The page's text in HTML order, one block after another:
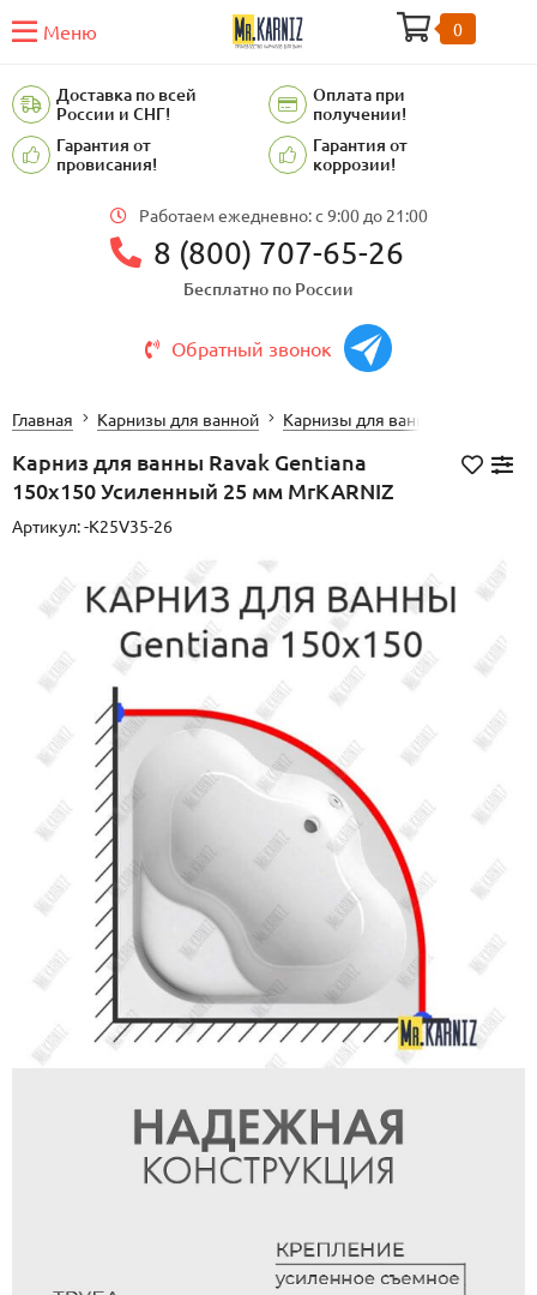
Меню 0
Доставка по всей
России и СНГ!
Оплата при
получении!
Гарантия от
провисания!
Гарантия от
коррозии!
Работаем ежедневно: c 9:00 до 21:00
8 (800) 707-65-26
Бесплатно по России
Обратный звонок
Главная Карнизы для ванной Карнизы для ванной RAVAK
Карниз для ванны Ravak Gentiana
150х150 Усиленный 25 мм MrKARNIZ
Артикул:-K25V35-26